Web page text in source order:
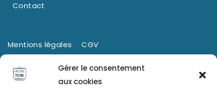
Gérer le consentement
aux cookies
Contact
Mentions légales
CGV
Politique de confidentialité
Cookies (UE)